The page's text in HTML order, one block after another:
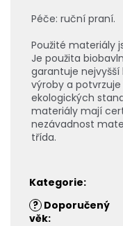
Péče: ruční praní.
Použité materiály
Je použita
garantuje
výroby a
ekologických
materiály mají
nezávadnost
třída.
Kategorie:
? Doporučený
věk: